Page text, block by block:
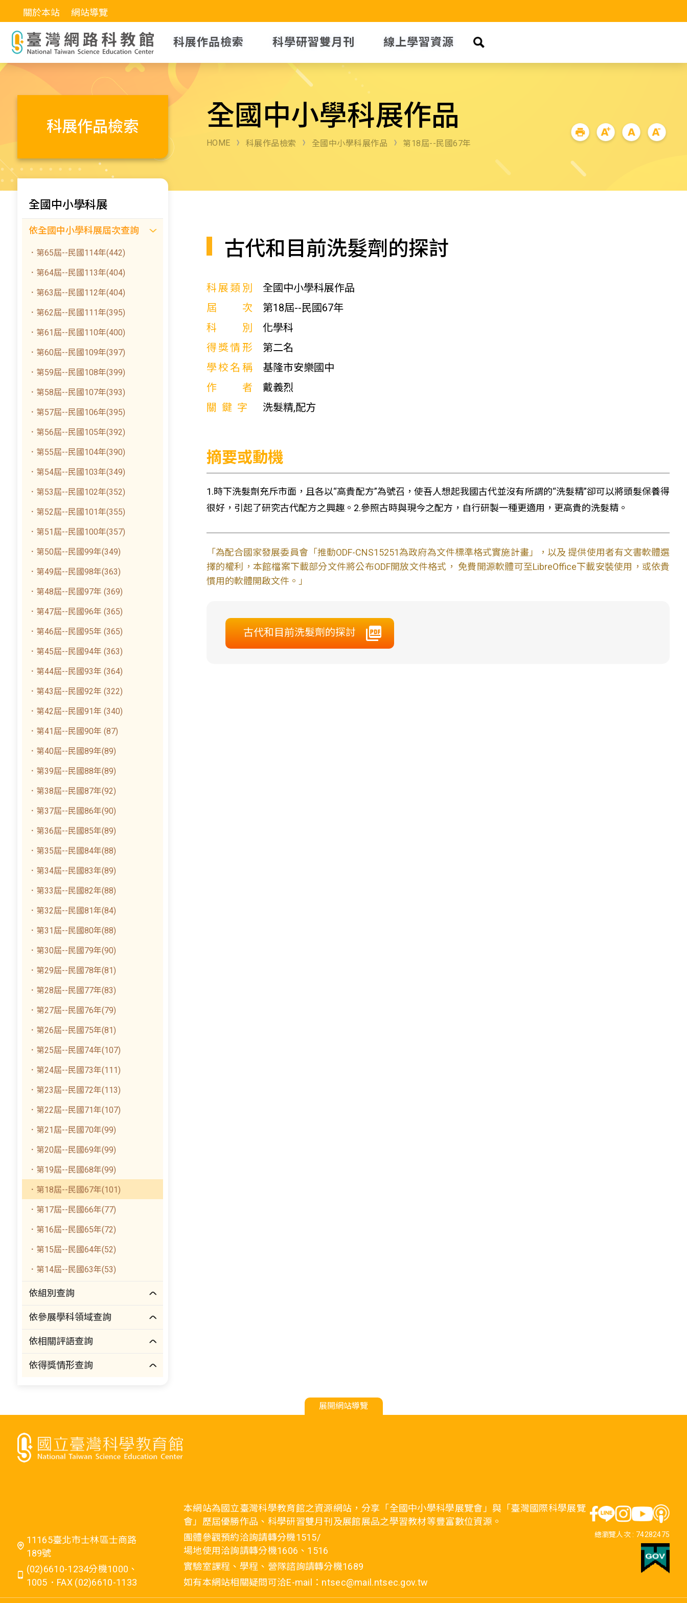
關於本站 網站導覽
科展作品檢索 科學研習雙月刊 線上學習資源
科展作品檢索 全國中小學科展作品
HOME 科展作品檢索 全國中小學科展作品 第18屆--民國67年
全國中小學科展
依全國中小學科展屆次查詢
．第65屆--民國114年(442)
．第64屆--民國113年(404)
．第63屆--民國112年(404)
．第62屆--民國111年(395)
．第61屆--民國110年(400)
．第60屆--民國109年(397)
．第59屆--民國108年(399)
．第58屆--民國107年(393)
．第57屆--民國106年(395)
．第56屆--民國105年(392)
．第55屆--民國104年(390)
．第54屆--民國103年(349)
．第53屆--民國102年(352)
．第52屆--民國101年(355)
．第51屆--民國100年(357)
．第50屆--民國99年(349)
．第49屆--民國98年(363)
．第48屆--民國97年 (369)
．第47屆--民國96年 (365)
．第46屆--民國95年 (365)
．第45屆--民國94年 (363)
．第44屆--民國93年 (364)
．第43屆--民國92年 (322)
．第42屆--民國91年 (340)
．第41屆--民國90年 (87)
．第40屆--民國89年(89)
．第39屆--民國88年(89)
．第38屆--民國87年(92)
．第37屆--民國86年(90)
．第36屆--民國85年(89)
．第35屆--民國84年(88)
．第34屆--民國83年(89)
．第33屆--民國82年(88)
．第32屆--民國81年(84)
．第31屆--民國80年(88)
．第30屆--民國79年(90)
．第29屆--民國78年(81)
．第28屆--民國77年(83)
．第27屆--民國76年(79)
．第26屆--民國75年(81)
．第25屆--民國74年(107)
．第24屆--民國73年(111)
．第23屆--民國72年(113)
．第22屆--民國71年(107)
．第21屆--民國70年(99)
．第20屆--民國69年(99)
．第19屆--民國68年(99)
．第18屆--民國67年(101)
．第17屆--民國66年(77)
．第16屆--民國65年(72)
．第15屆--民國64年(52)
．第14屆--民國63年(53)
依組別查詢
依參展學科領域查詢
依相關評語查詢
依得獎情形查詢
古代和目前洗髮劑的探討
科展類別
全國中小學科展作品
屆次
第18屆--民國67年
科別
化學科
得獎情形
第二名
學校名稱
基隆市安樂國中
作者
戴義烈
關鍵字
洗髮精,配方
摘要或動機
1.時下洗髮劑充斥市面，且各以“高貴配方”為號召，使吾人想起我國古代並沒有所謂的“洗髮精”卻可以將頭髮保養得
很好，引起了研究古代配方之興趣。2.參照古時與現今之配方，自行研製一種更適用，更高貴的洗髮精。
「為配合國家發展委員會「推動ODF-CNS15251為政府為文件標準格式實施計畫」，以及 提供使用者有文書軟體選
擇的權利，本館檔案下載部分文件將公布ODF開放文件格式， 免費開源軟體可至LibreOffice下載安裝使用，或依貴
慣用的軟體開啟文件。」
古代和目前洗髮劑的探討
展開網站導覽
11165臺北市士林區士商路
189號
(02)6610-1234分機1000、
1005．FAX (02)6610-1133
本網站為國立臺灣科學教育館之資源網站，分享「全國中小學科學展覽會」與「臺灣國際科學展覽
會」歷屆優勝作品、科學研習雙月刊及展館展品之學習教材等豐富數位資源。
團體參觀預約洽詢請轉分機1515/
場地使用洽詢請轉分機1606、1516
實驗室課程、學程、營隊諮詢請轉分機1689
如有本網站相關疑問可洽E-mail：ntsec@mail.ntsec.gov.tw
總瀏覽人次 : 74282475